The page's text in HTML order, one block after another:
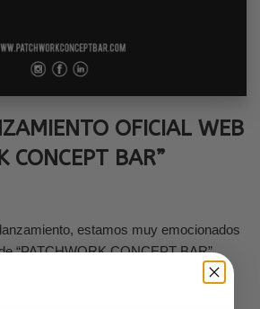
OFICIAL WEB
CONCEPT BAR”
estamos muy emocionados
“PATCHWORK CONCEPT BAR”